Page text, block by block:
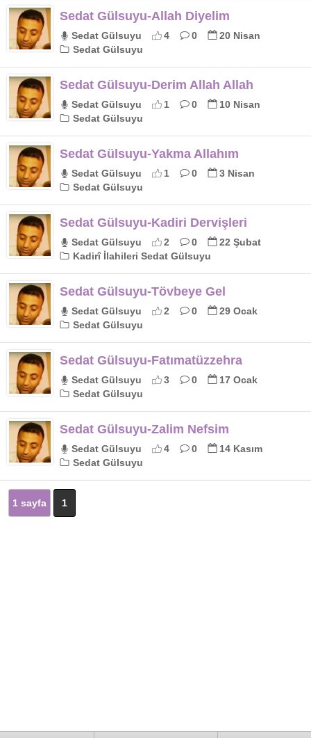
Sedat Gülsuyu-Allah Diyelim
Sedat Gülsuyu 4 0
20 Nisan
Sedat Gülsuyu
Sedat Gülsuyu-Derim Allah Allah
Sedat Gülsuyu 1 0
10 Nisan
Sedat Gülsuyu
Sedat Gülsuyu-Yakma Allahım
Sedat Gülsuyu 1 0
3 Nisan
Sedat Gülsuyu
Sedat Gülsuyu-Kadiri Dervişleri
Sedat Gülsuyu 2 0
22 Şubat
Kadirî İlahileri Sedat Gülsuyu
Sedat Gülsuyu-Tövbeye Gel
Sedat Gülsuyu 2 0
29 Ocak
Sedat Gülsuyu
Sedat Gülsuyu-Fatımatüzzehra
Sedat Gülsuyu 3 0
17 Ocak
Sedat Gülsuyu
Sedat Gülsuyu-Zalim Nefsim
Sedat Gülsuyu 4 0
14 Kasım
Sedat Gülsuyu
1 sayfa 1